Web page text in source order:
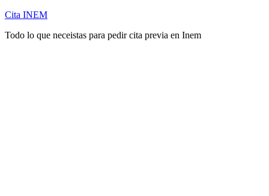
Cita INEM
Todo lo que neceistas para pedir cita previa en Inem